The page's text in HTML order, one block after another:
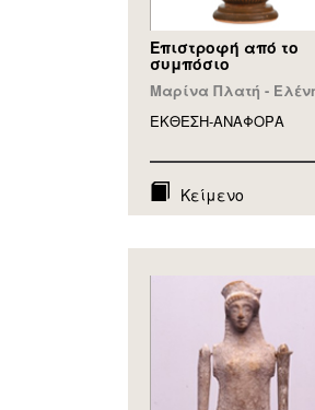
Επιστροφή από το
συμπόσιο
Μαρίνα Πλατή -
ΕΚΘΕΣΗ-ΑΝΑΦΟΡA
Κείμενο